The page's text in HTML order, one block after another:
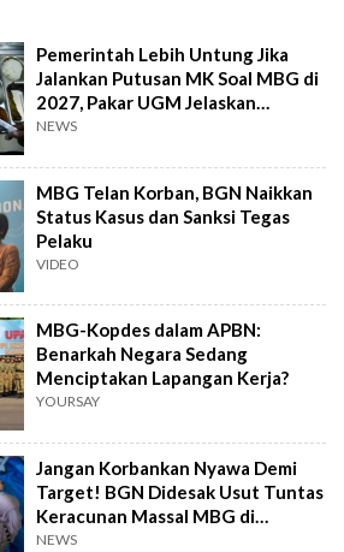
Pemerintah Lebih Untung Jika
Jalankan Putusan MK Soal MBG di
2027, Pakar UGM Jelaskan
Alasannya
NEWS
MBG Telan Korban, BGN Naikkan
Status Kasus dan Sanksi Tegas
Pelaku
VIDEO
MBG-Kopdes dalam APBN:
Benarkah Negara Sedang
Menciptakan Lapangan Kerja?
YOURSAY
Jangan Korbankan Nyawa Demi
Target! BGN Didesak Usut Tuntas
Keracunan Massal MBG di
Semarang
NEWS